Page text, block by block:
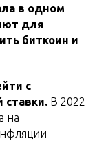
в одном
для
биткоин и
с
В 2022
на